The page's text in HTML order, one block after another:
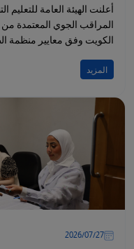
أعلنت الهيئة العامة
المراقب الجوي المعتمدة من
الكويت وفق معايير منظمة
المزيد
27‏/07‏/2026